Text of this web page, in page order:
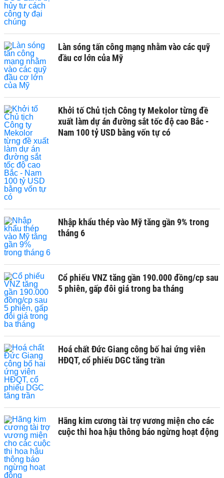
Làn sóng tấn công mạng nhằm vào các quỹ
đầu cơ lớn của Mỹ
Khởi tố Chủ tịch Công ty Mekolor từng đề
xuất làm dự án đường sắt tốc độ cao Bắc -
Nam 100 tỷ USD bằng vốn tự có
Nhập khẩu thép vào Mỹ tăng gần 9% trong
tháng 6
Cổ phiếu VNZ tăng gần 190.000 đồng/cp sau
5 phiên, gấp đôi giá trong ba tháng
Hoá chất Đức Giang công bố hai ứng viên
HĐQT, cổ phiếu DGC tăng trần
Hãng kim cương tài trợ vương miện cho các
cuộc thi hoa hậu thông báo ngừng hoạt động